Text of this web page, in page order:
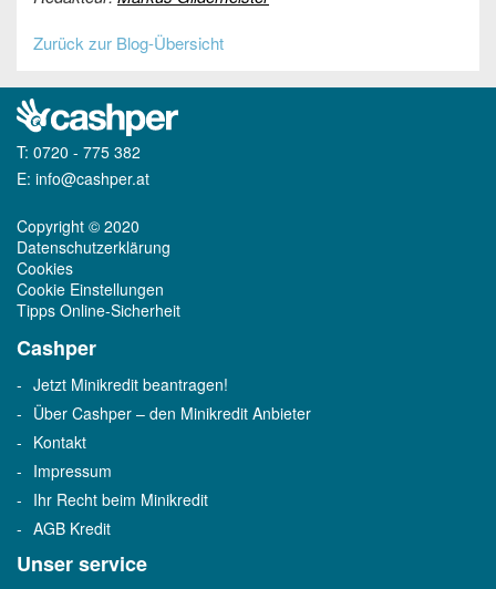
Zurück zur Blog-Übersicht
T: 0720 - 775 382
E: info@cashper.at
Copyright © 2020
Datenschutzerklärung
Cookies
Cookie Einstellungen
Tipps Online-Sicherheit
Cashper
Jetzt Minikredit beantragen!
Über Cashper – den Minikredit Anbieter
Kontakt
Impressum
Ihr Recht beim Minikredit
AGB Kredit
Unser service